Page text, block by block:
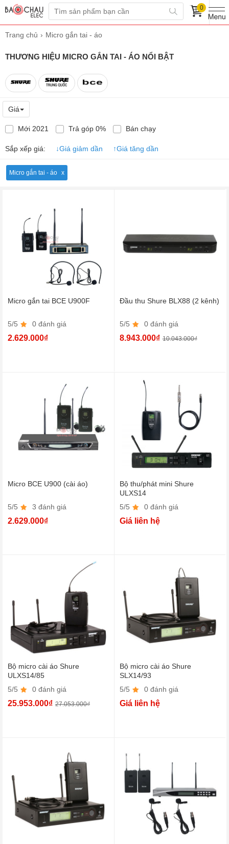
0
Trang chủ Micro gắn tai - áo
THƯƠNG HIỆU MICRO GẮN TAI - ÁO NỔI BẬT
Giá
Mới 2021 Trả góp 0% Bán chạy
Sắp xếp giá: ↓Giá giảm dần ↑Giá tăng dần
Micro gắn tai - áo
Micro gắn tai BCE U900F
5/5 0 đánh giá
2.629.000₫
Đầu thu Shure BLX88 (2 kênh)
5/5 0 đánh giá
8.943.000₫ 10.043.000₫
Micro BCE U900 (cài áo)
5/5 3 đánh giá
2.629.000₫
Bộ thu/phát mini Shure
ULXS14
5/5
0 đánh giá
Giá liên hệ
Bộ micro cài áo Shure
ULXS14/85
5/5
0 đánh giá
25.953.000₫ 27.053.000₫
Bộ micro cài áo Shure
SLX14/93
5/5
0 đánh giá
Giá liên hệ